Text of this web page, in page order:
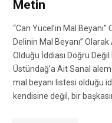
Metin
“Can Yücel’in Mal
Delinin Mal Beyanı”
Olduğu İddiası Doğru
Üstündağ’a Ait Sanal
mal beyanı listesi olduğu
kendisine değil, bir